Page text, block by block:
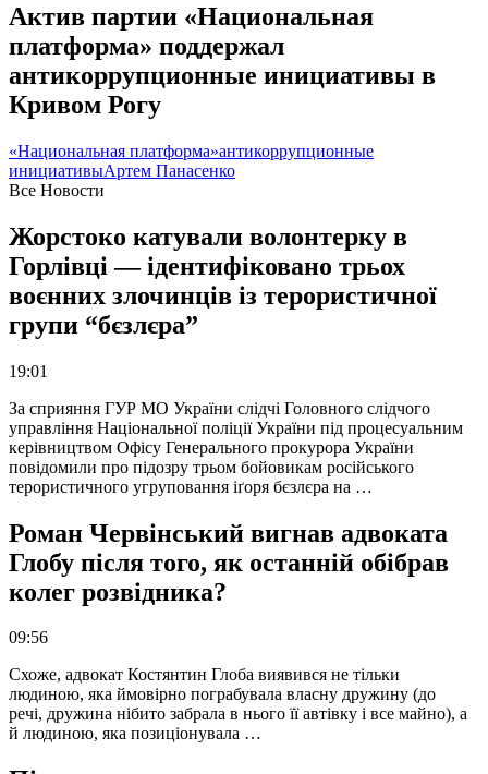
Актив партии «Национальная
платформа» поддержал
антикоррупционные инициативы в
Кривом Рогу
«Национальная платформа»антикоррупционные
инициативыАртем Панасенко
Все Новости
Жорстоко катували волонтерку в
Горлівці — ідентифіковано трьох
воєнних злочинців із терористичної
групи “бєзлєра”
19:01
За сприяння ГУР МО України слідчі Головного слідчого
управління Національної поліції України під процесуальним
керівництвом Офісу Генерального прокурора України
повідомили про підозру трьом бойовикам російського
терористичного угруповання іґоря бєзлєра на …
Роман Червінський вигнав адвоката
Глобу після того, як останній обібрав
колег розвідника?
09:56
Схоже, адвокат Костянтин Глоба виявився не тільки
людиною, яка ймовірно пограбувала власну дружину (до
речі, дружина нібито забрала в нього її автівку і все майно), а
й людиною, яка позиціонувала …